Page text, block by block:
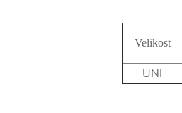
Velikost
UNI